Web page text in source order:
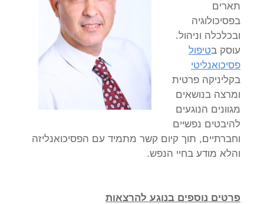
תארים
בפסיכולוגיה
ובכלכלה וניהול.
עוסק בטיפול
פסיכואנליטי
בקליניקה פרטית
ומרצה בנושאים
מגוונים הנוגעים
להיבטים נפשיים
וחברתיים, תוך קיום קשר מתמיד עם הפסיכואנליזה
והלא מודע בחיי הנפש.
פרטים נוספים בנוגע להרצאות